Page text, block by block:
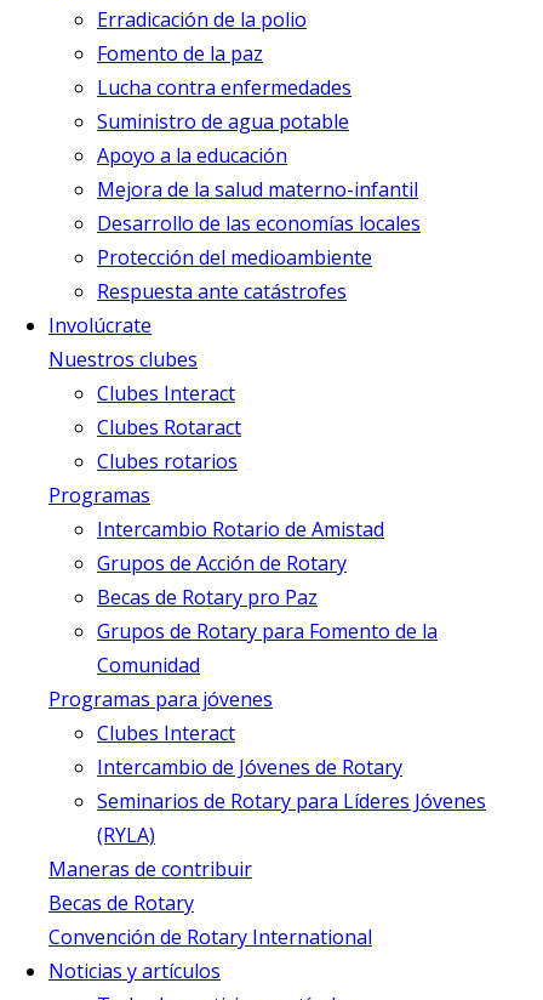
Erradicación de la polio
Fomento de la paz
Lucha contra enfermedades
Suministro de agua potable
Apoyo a la educación
Mejora de la salud materno-infantil
Desarrollo de las economías locales
Protección del medioambiente
Respuesta ante catástrofes
Involúcrate
Nuestros clubes
Clubes Interact
Clubes Rotaract
Clubes rotarios
Programas
Intercambio Rotario de Amistad
Grupos de Acción de Rotary
Becas de Rotary pro Paz
Grupos de Rotary para Fomento de la
Comunidad
Programas para jóvenes
Clubes Interact
Intercambio de Jóvenes de Rotary
Seminarios de Rotary para Líderes Jóvenes
(RYLA)
Maneras de contribuir
Becas de Rotary
Convención de Rotary International
Noticias y artículos